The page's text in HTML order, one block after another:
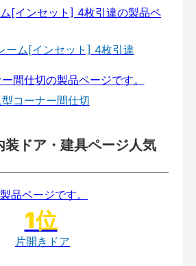
ーム[インセット] 4枚引違
型コーナー間仕切
装ドア・建具ページ人気
片開きドア